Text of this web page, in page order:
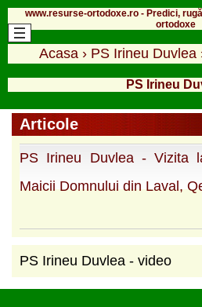
www.resurse-ortodoxe.ro - Predici,
ortodoxe
Acasa › PS Irineu Duvlea
PS Irineu
Articole
PS Irineu Duvlea - Vizita
Maicii Domnului din Laval,
PS Irineu Duvlea - video